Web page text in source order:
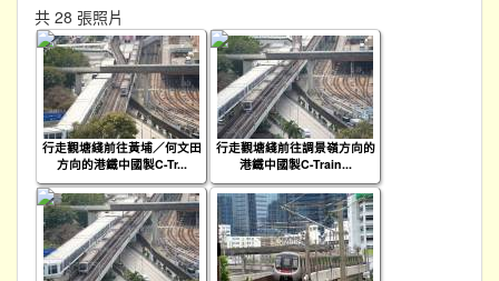
共 28 張照片
行走觀塘綫前往黃埔／何文田
方向的港鐵中國製C-Tr...
行走觀塘綫前往調景嶺方向的
港鐵中國製C-Train...